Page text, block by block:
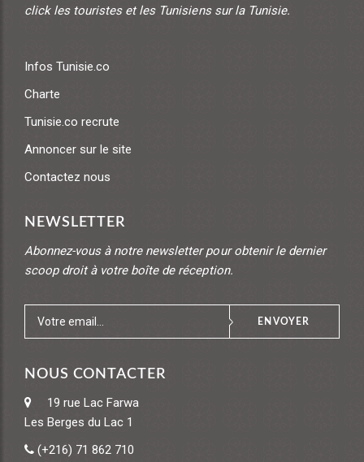
click les touristes et les Tunisiens sur la Tunisie.
Infos Tunisie.co
Charte
Tunisie.co recrute
Annoncer sur le site
Contactez nous
NEWSLETTER
Abonnez-vous à notre newsletter pour obtenir le dernier
scoop droit à votre boîte de réception.
ENVOYER
NOUS CONTACTER
19 rue Lac Farwa
Les Berges du Lac 1
(+216) 71 862 710